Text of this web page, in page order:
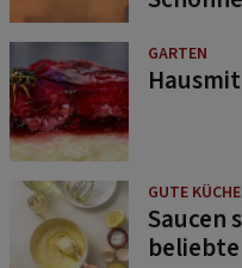
GARTEN
GUTE KÜCHE
Saucen